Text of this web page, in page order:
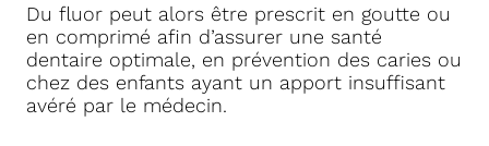
Du fluor peut alors être prescrit en goutte ou
en comprimé afin d’assurer une santé
dentaire optimale, en prévention des caries ou
chez des enfants ayant un apport insuffisant
avéré par le médecin.